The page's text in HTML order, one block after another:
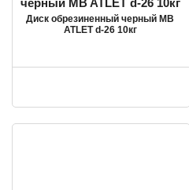
Диск обрезиненный черный MB
ATLET d-26 10кг